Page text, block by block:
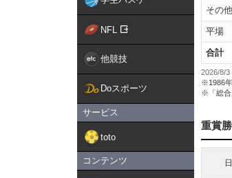
NFL
他競技
Doスポーツ
サービス
toto
コンテンツ
その
平場
合計
2026/8/3
※1986年
※「総合
重賞